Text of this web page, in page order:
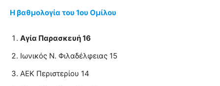
Η βαθμολογία του 1ου Ομίλου
Αγία Παρασκευή 16
Ιωνικός Ν. Φιλαδέλφειας 15
ΑΕΚ Περιστερίου 14